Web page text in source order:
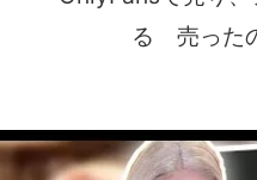
る 売った